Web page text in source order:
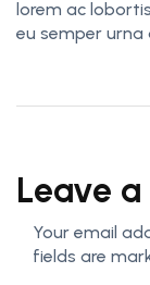
lorem ac
eu semper urna
Leave a
Your email
fields are